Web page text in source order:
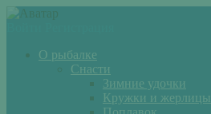
О рыбалке
Снасти
Зимние удочки
Кружки и жерлицы